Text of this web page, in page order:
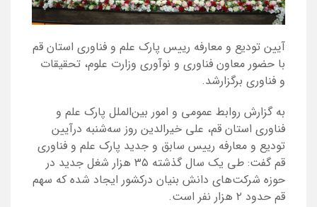
آیین تودیع و معارفه رییس پارک علم و فناوری استان قم
با حضور معاون فناوری و نوآوری وزارت علوم، تحقیقات
و فناوری برگزارشد.
به گزارش روابط عمومی و امور بین‌الملل پارک علم و
فناوری استان قم، علی خیرالدین روز سه‌شنبه درآیین
تودیع و معارفه رییس سابق و جدید پارک علم و فناوری
قم گفت: طی یک سال گذشته ۳۵ هزار شغل جدید در
حوزه شرکت‌های دانش بنیان درکشور ایجاد شده که سهم
قم حدود ۲ هزار نفر است.